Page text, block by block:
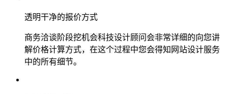
透明干净的报价方式
商务洽谈阶段挖机会科技设计顾问会非常详细的向您讲
解价格计算方式，在这个过程中您会得知网站设计服务
中的所有细节。